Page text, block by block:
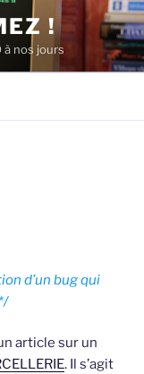
!
nos jours
d’un bug qui
article sur un
. Il s’agit